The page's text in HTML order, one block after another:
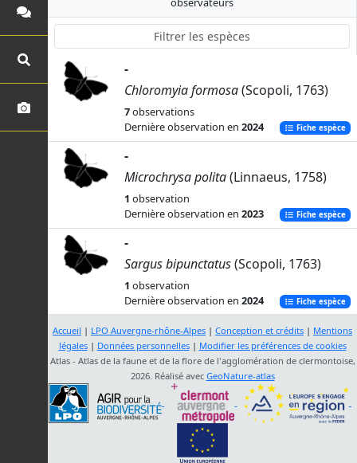
-
Chloromyia formosa(Scopoli, 1763)
7observations
Dernière observation en 2024 Fiche espèce
-
Microchrysa polita(Linnaeus, 1758)
1 observation
Dernière observation en 2023 Fiche espèce
-
Sargus bipunctatus(Scopoli, 1763)
1 observation
Dernière observation en 2024 Fiche espèce
Accueil | LPO Auvergne-rhône-Alpes | Conception et crédits | Mentions
légales| Données personnelles| Modifier les préférences de cookies
Atlas - Atlas de la faune et de la flore de l'agglomération de clermontoise,
2026. Réalisé avec GeoNature-atlas